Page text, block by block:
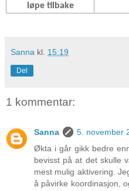
løpe tilbake
Sanna kl. 15:19
Del
1 kommentar:
Sanna
5. november
Økta i går gikk bedre
bevisst på at det skulle
mest mulig aktivering.
å påvirke koordinasjon,